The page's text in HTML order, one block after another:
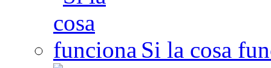
Si la cosa